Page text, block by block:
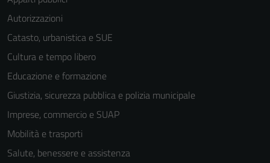
Autorizzazioni
Catasto, urbanistica e SUE
Cultura e tempo libero
Educazione e formazione
Giustizia, sicurezza pubblica e polizia municipale
Imprese, commercio e SUAP
Mobilità e trasporti
Salute, benessere e assistenza